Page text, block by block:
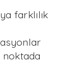
farklılık
noktada